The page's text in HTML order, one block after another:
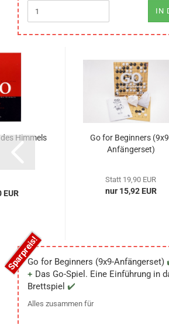
IN
Himmels
EUR
Go for Beginners
Anfängerset)
Statt 19,90 EUR
nur 15,92 EUR
Go for Beginners (9x9-Anfängerset)
Das Go-Spiel. Eine Einführung in
Brettspiel
Alles zusammen für